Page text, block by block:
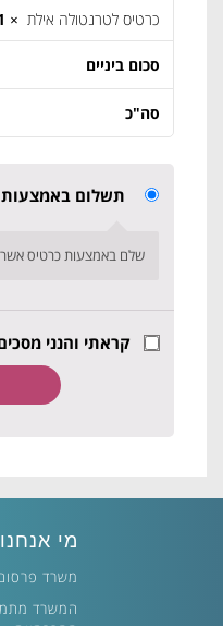
כרטיס לטרנטולה אילת × 1
סכום ביניים
סה"כ
תשלום באמצעות
שלם באמצעות כרטיס
קראתי והנני
מי אנחנו
משרד פרסום יעיל
המשרד